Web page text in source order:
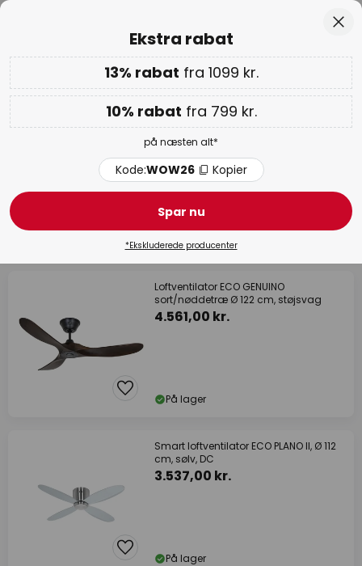
Kun
00D 17T 50M 49S
Ekstra rabat: 10% fra 799 kr. | 13% fra 1099 kr.på næsten
alt
Kode:WOW26 Kopier
WOW ugen:op til 70%
CasaFan
Loftventilator ECO GENUINO
sort/nøddetræ Ø 122 cm, støjsvag
4.561,00 kr.
På lager
Smart loftventilator ECO PLANO II, Ø 112
cm, sølv, DC
3.537,00 kr.
På lager
Luk
Ekstra rabat
13% rabat fra 1099 kr.
10% rabat fra 799 kr.
på næsten alt*
Kode:WOW26 Kopier
Spar nu
*Ekskluderede producenter